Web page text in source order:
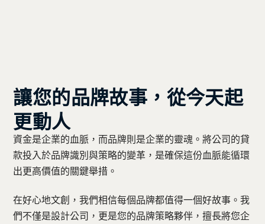
讓您的品牌故事，從今天起
更動人
資金是企業的血脈，而品牌則是企業的靈魂。將公司的貸
款投入於品牌識別與策略的變革，是確保這份血脈能循環
出更高價值的關鍵舉措。
在好心地文創，我們相信每個品牌都值得一個好故事。我
們不僅是設計公司，更是您的品牌策略夥伴，擅長將您企